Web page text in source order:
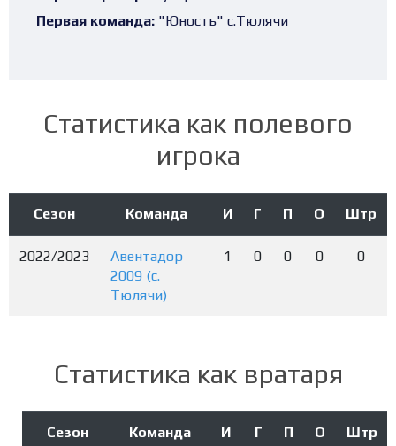
Первая команда: "Юность" с.Тюлячи
Статистика как полевого
игрока
Сезон Команда И Г П О Штр
2022/2023
Авентадор
2009 (с.
Тюлячи)
1 0 0 0 0
Статистика как вратаря
Сезон Команда И Г П О Штр